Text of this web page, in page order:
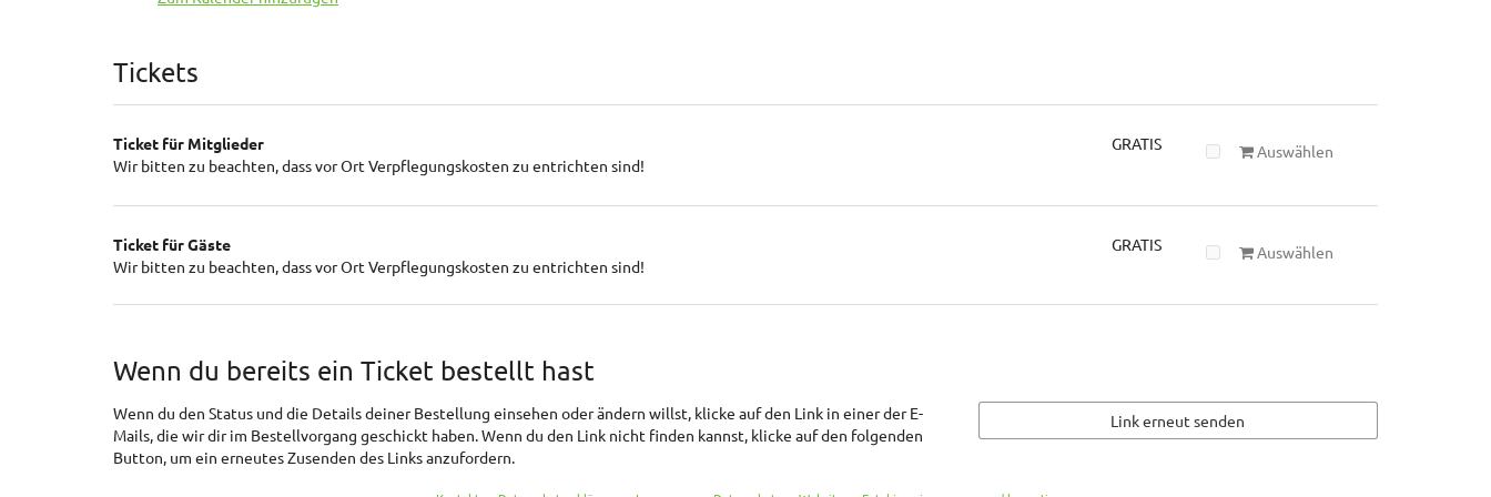
Produkte
Tickets
Ticket für Mitglieder
Wir bitten zu beachten, dass vor Ort Verpflegungskosten zu entrichten sind!
GRATIS Auswählen
Ticket für Gäste
Wir bitten zu beachten, dass vor Ort Verpflegungskosten zu entrichten sind!
GRATIS Auswählen
Wenn du bereits ein Ticket bestellt hast
Wenn du den Status und die Details deiner Bestellung einsehen oder ändern willst, klicke auf den Link in einer der E-
Mails, die wir dir im Bestellvorgang geschickt haben. Wenn du den Link nicht finden kannst, klicke auf den folgenden
Button, um ein erneutes Zusenden des Links anzufordern.
Link erneut senden